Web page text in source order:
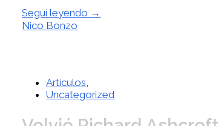
Seguí leyendo →
Nico Bonzo
Artículos
Uncategorized